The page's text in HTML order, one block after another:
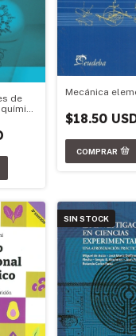
de
Mecánica
$18.50
SIN STOCK